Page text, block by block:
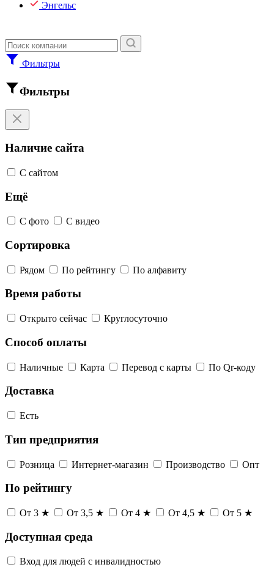
Энгельс
Фильтры
Фильтры
Наличие сайта
С сайтом
Ещё
С фото С видео
Сортировка
Рядом По рейтингу По алфавиту
Время работы
Открыто сейчас Круглосуточно
Способ оплаты
Наличные Карта Перевод с карты По Qr-коду
Доставка
Есть
Тип предприятия
Розница Интернет-магазин Производство Опт
По рейтингу
От 3 ★ От 3,5 ★ От 4 ★ От 4,5 ★ От 5 ★
Доступная среда
Вход для людей с инвалидностью